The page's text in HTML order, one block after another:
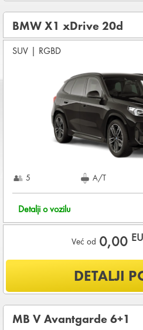
OSNOVNI PAKET
(THW)
Koji su osnovni uslovi za najam
DEPOZIT NA KREDITNOJ
1.200,00 EUR+ iznosa
KOMPLETNI
BMW X1 xDrive 20d
SUV | RGBD
5 A/T
Detalji o vozilu
Već od 0,00
Šta je uključeno u ponudu?
OSNOVNI PAKET
DETALJI
MB V Avantgarde 6+1